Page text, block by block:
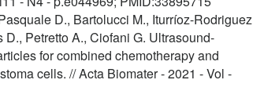
D., Bartolucci M., Iturríoz-Rodriguez
Petretto A., Ciofani G. Ultrasound-
for combined chemotherapy and
cells. // Acta Biomater - 2021 - Vol -